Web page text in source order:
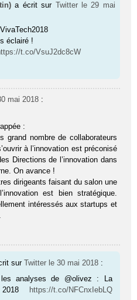
a écrit sur Twitter
le 29 mai
éclairé !
t.co/VsuJ2dc8cW
mai 2018 :
:
grand nombre de collaborateurs
à l’innovation est préconisé
Directions de l’innovation dans
On avance !
dirigeants faisant du salon une
est bien stratégique.
intéressés aux startups et
surTwitter le 30 mai 2018 :
les analyses de @olivez : La
2018
https://t.co/NFCnxIebLQ